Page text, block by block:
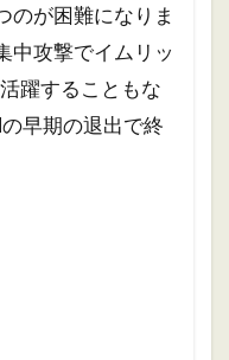
のが困難になりま
中攻撃でイムリッ
躍することもな
早期の退出で終